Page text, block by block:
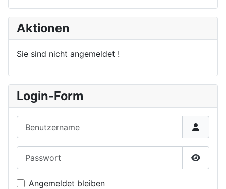
Aktionen
Sie sind nicht angemeldet !
Login-Form
Angemeldet bleiben